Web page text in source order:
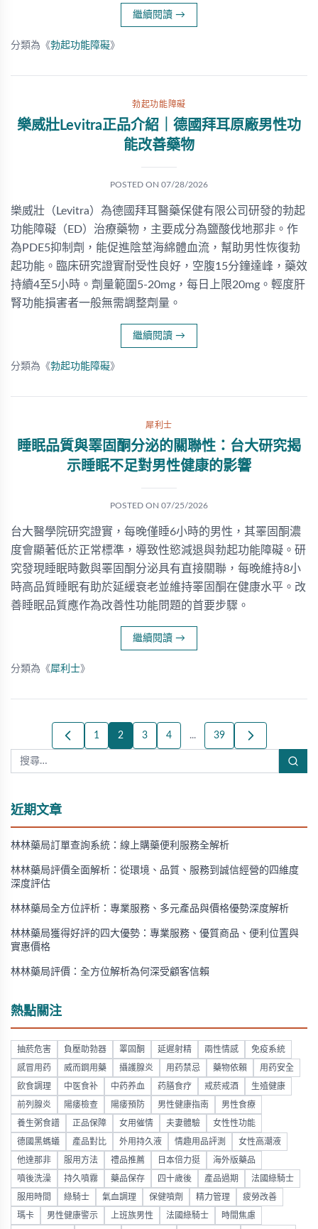
繼續閱讀 →
分類為《勃起功能障礙》
勃起功能障礙
樂威壯Levitra正品介紹｜德國拜耳原廠男性功
能改善藥物
POSTED ON 07/28/2026
樂威壯（Levitra）為德國拜耳醫藥保健有限公司研發的勃起
功能障礙（ED）治療藥物，主要成分為鹽酸伐地那非。作
為PDE5抑制劑，能促進陰莖海綿體血流，幫助男性恢復勃
起功能。臨床研究證實耐受性良好，空腹15分鐘達峰，藥效
持續4至5小時。劑量範圍5-20mg，每日上限20mg。輕度肝
腎功能損害者一般無需調整劑量。
繼續閱讀 →
分類為《勃起功能障礙》
犀利士
睡眠品質與睪固酮分泌的關聯性：台大研究揭
示睡眠不足對男性健康的影響
POSTED ON 07/25/2026
台大醫學院研究證實，每晚僅睡6小時的男性，其睪固酮濃
度會顯著低於正常標準，導致性慾減退與勃起功能障礙。研
究發現睡眠時數與睪固酮分泌具有直接關聯，每晚維持8小
時高品質睡眠有助於延緩衰老並維持睪固酮在健康水平。改
善睡眠品質應作為改善性功能問題的首要步驟。
繼續閱讀 →
分類為《犀利士》
1 2 3 4 ... 39
近期文章
林林藥局訂單查詢系統：線上購藥便利服務全解析
林林藥局評價全面解析：從環境、品質、服務到誠信經營的四維度
深度評估
林林藥局全方位評析：專業服務、多元產品與價格優勢深度解析
林林藥局獲得好評的四大優勢：專業服務、優質商品、便利位置與
實惠價格
林林藥局評價：全方位解析為何深受顧客信賴
熱點關注
抽菸危害 負壓助勃器 睪固酮 延遲射精 兩性情感 免疫系統
感冒用药 威而鋼用藥 攝護腺炎 用药禁忌 藥物依賴 用药安全
飲食調理 中医食补 中药养血 药膳食疗 戒菸戒酒 生殖健康
前列腺炎 陽痿檢查 陽痿預防 男性健康指南 男性食療
養生粥食譜 正品保障 女用催情 夫妻體驗 女性性功能
德國黑螞蟻 產品對比 外用持久液 情趣用品評測 女性高潮液
他達那非 服用方法 禮品推薦 日本倍力挺 海外版藥品
噴後洗澡 持久噴霧 藥品保存 四十歲後 產品過期 法國綠騎士
服用時間 綠騎士 氣血調理 保健噴劑 精力管理 疲勞改善
瑪卡 男性健康警示 上班族男性 法國綠騎士 時間焦慮